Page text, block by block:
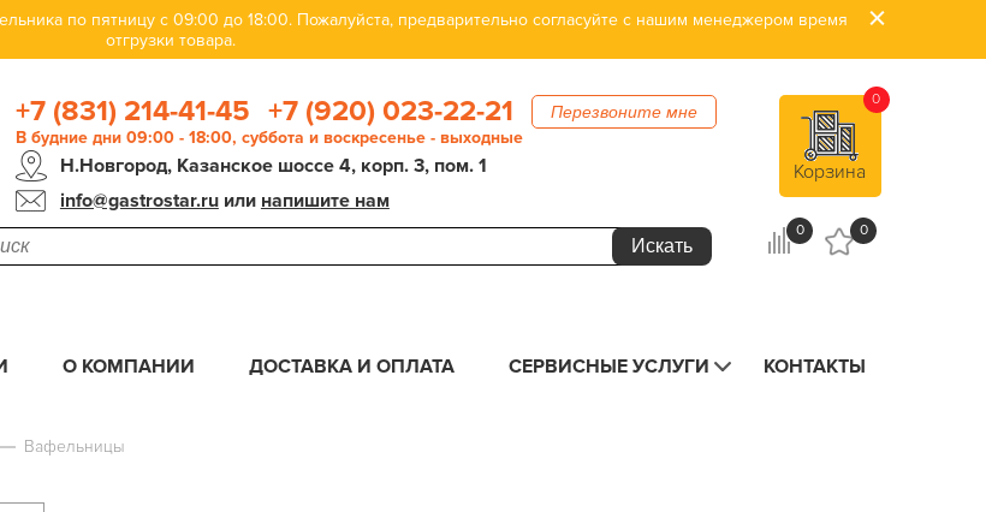
по пятницу с 09:00 до 18:00. Пожалуйста, предварительно согласуйте с нашим менеджером время
отгрузки товара.
+7 (831) 214-41-45 +7 (920) 023-22-21 Перезвоните мне
В будние дни 09:00 - 18:00, суббота и воскресенье - выходные
Н.Новгород, Казанское шоссе 4, корп. 3, пом. 1
info@gastrostar.ruили напишите нам
Корзина
0
0 0
О КОМПАНИИ ДОСТАВКА И ОПЛАТА СЕРВИСНЫЕ УСЛУГИ КОНТАКТЫ
Вафельницы